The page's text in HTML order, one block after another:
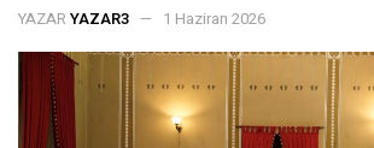
YAZAR YAZAR3 1 Haziran 2026